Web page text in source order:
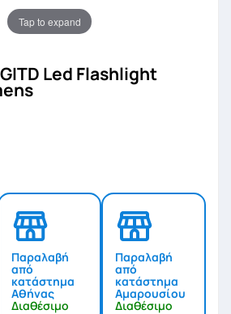
Tap to expand
Led Flashlight
Παραλαβή
από
κατάστημα
Αθήνας
Διαθέσιμο
Παραλαβή
από
κατάστημα
Αμαρουσίου
Διαθέσιμο